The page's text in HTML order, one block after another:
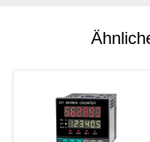
FÄLLE
SITEMAP